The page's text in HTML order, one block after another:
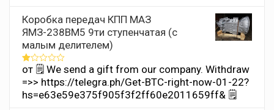
Коробка передач КПП МАЗ
ЯМЗ-238ВМ5 9ти ступенчатая (с
малым делителем)
Оценка
из
5
от 🗒 We send a gift from our company. Withdrаw
=>> https://telegra.ph/Get-BTC-right-now-01-22?
hs=e63e59e375f905f3f2ff60e2011659ff& 🗒